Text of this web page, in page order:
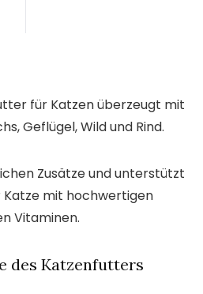
für Katzen überzeugt mit
Geflügel, Wild und Rind.
Zusätze und unterstützt
Katze mit hochwertigen
Vitaminen.
des Katzenfutters